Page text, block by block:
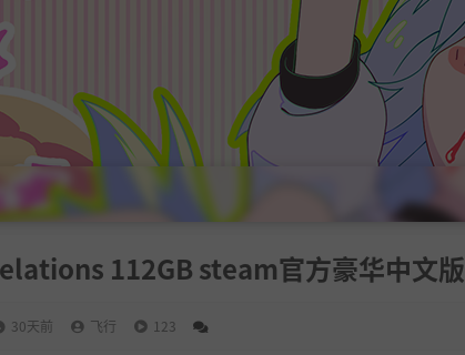
112GB steam官方豪华中文版
30天前 飞行 123